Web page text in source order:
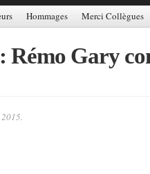
Hommages Merci Collègues
Gary